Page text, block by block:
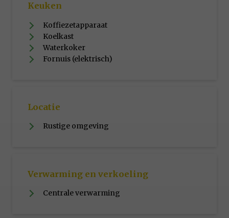
Keuken
Koffiezetapparaat
Koelkast
Waterkoker
Fornuis (elektrisch)
Locatie
Rustige omgeving
Verwarming en verkoeling
Centrale verwarming